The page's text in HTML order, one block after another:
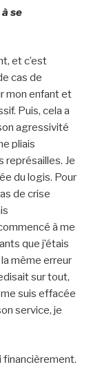
se
et c’est
cas de
mon enfant et
Puis, cela a
agressivité
pliais
représailles. Je
du logis. Pour
de crise
à me
que j’étais
même erreur
sur tout,
me suis effacée
service, je
financièrement.